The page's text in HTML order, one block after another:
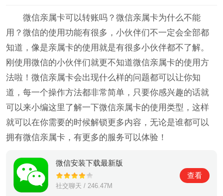
微信亲属卡可以转账吗？微信亲属卡为什么不能
用？微信的使用功能有很多，小伙伴们不一定会全部都
知道，像是亲属卡的使用就是有很多小伙伴都不了解。
刚使用微信的小伙伴们就更不知道微信亲属卡的使用方
法啦！微信亲属卡会出现什么样的问题都可以让你知
道，每一个操作方法都非常简单，只要你感兴趣的话就
可以来小编这里了解一下微信亲属卡的使用类型，这样
就可以在你需要的时候解锁更多内容，无论是谁都可以
拥有微信亲属卡，有更多的服务可以体验！
微信安装下载最新版
社交聊天 / 246.47M
查看